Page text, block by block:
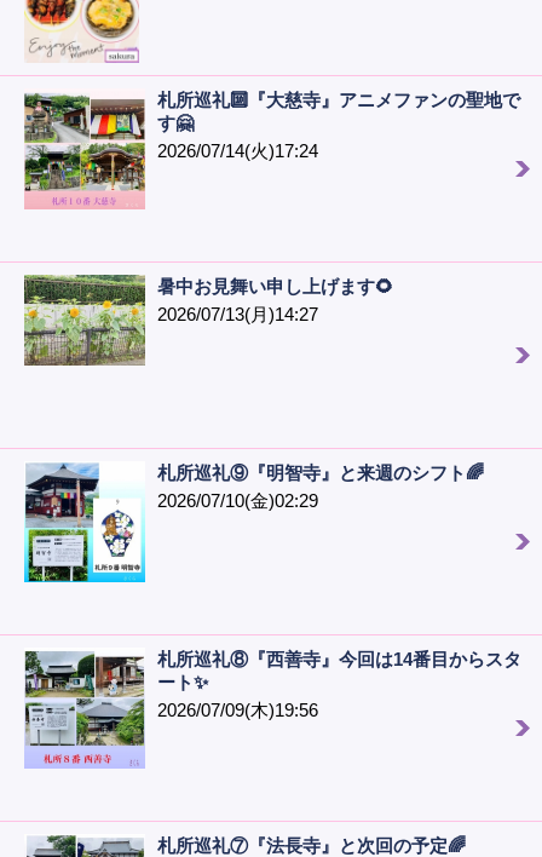
札所巡礼🔟『大慈寺』アニメファンの聖地で
す🤗
2026/07/14(火)17:24
暑中お見舞い申し上げます🌻
2026/07/13(月)14:27
札所巡礼⑨『明智寺』と来週のシフト🌈
2026/07/10(金)02:29
札所巡礼⑧『西善寺』今回は14番目からスタ
ート✨
2026/07/09(木)19:56
札所巡礼⑦『法長寺』と次回の予定🌈